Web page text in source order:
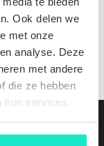
Ook delen we
met onze
analyse. Deze
met andere
die ze hebben
services.